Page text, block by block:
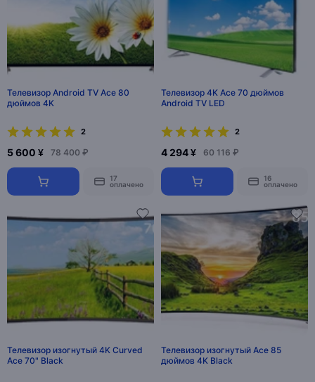
Телевизор Android TV Ace 80
дюймов 4K
2
5 600 ¥ 78 400 ₽
17
оплачено
Телевизор 4K Ace 70 дюймов
Android TV LED
2
4 294 ¥ 60 116 ₽
16
оплачено
Телевизор изогнутый 4K Curved
Ace 70" Black
Телевизор изогнутый Ace 85
дюймов 4K Black